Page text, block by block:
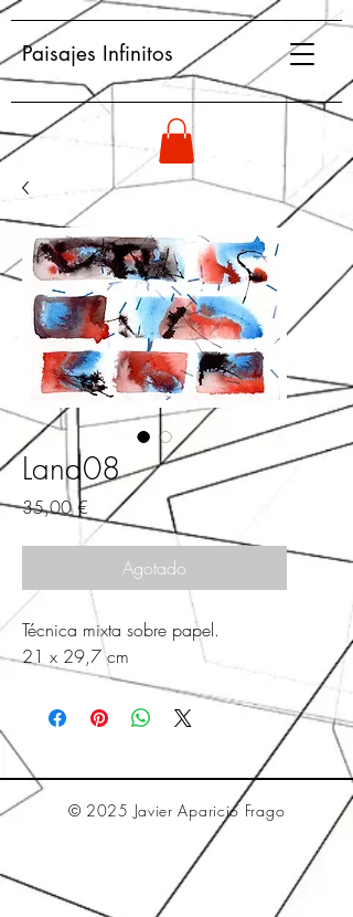
Paisajes Infinitos
Land08
35,00 € Precio
Agotado
Técnica mixta sobre papel.
21 x 29,7 cm
© 2025 Javier Aparicio Frago